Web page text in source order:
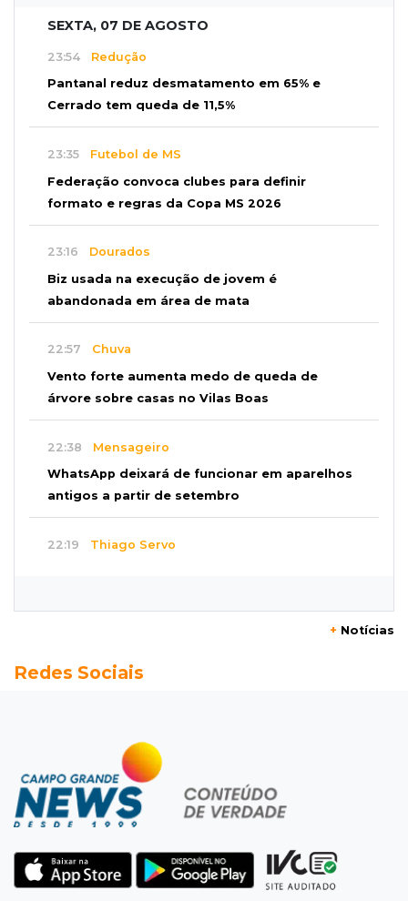
SEXTA, 07 DE AGOSTO
23:54 Redução
Pantanal reduz desmatamento em 65% e
Cerrado tem queda de 11,5%
23:35 Futebol de MS
Federação convoca clubes para definir
formato e regras da Copa MS 2026
23:16 Dourados
Biz usada na execução de jovem é
abandonada em área de mata
22:57 Chuva
Vento forte aumenta medo de queda de
árvore sobre casas no Vilas Boas
22:38 Mensageiro
WhatsApp deixará de funcionar em aparelhos
antigos a partir de setembro
22:19 Thiago Servo
Semana vai começar com 909 novas
Flagrante
Motorista atinge carro parado, perde
retrovisor e foge no Jardim Antártica
“Sinto que ela está por perto”, diz mãe de
bebê desaparecida
+ Notícias
Redes Sociais